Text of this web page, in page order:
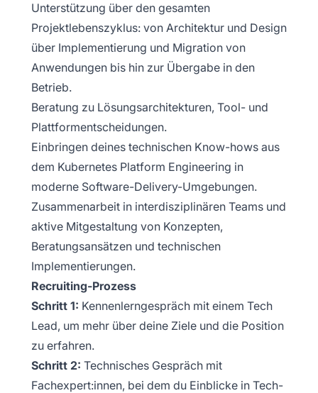
Unterstützung über den gesamten
Projektlebenszyklus: von Architektur und Design
über Implementierung und Migration von
Anwendungen bis hin zur Übergabe in den
Betrieb.
Beratung zu Lösungsarchitekturen, Tool- und
Plattformentscheidungen.
Einbringen deines technischen Know-hows aus
dem Kubernetes Platform Engineering in
moderne Software-Delivery-Umgebungen.
Zusammenarbeit in interdisziplinären Teams und
aktive Mitgestaltung von Konzepten,
Beratungsansätzen und technischen
Implementierungen.
Recruiting-Prozess
Schritt 1: Kennenlerngespräch mit einem Tech
Lead, um mehr über deine Ziele und die Position
zu erfahren.
Schritt 2: Technisches Gespräch mit
Fachexpert:innen, bei dem du Einblicke in Tech-